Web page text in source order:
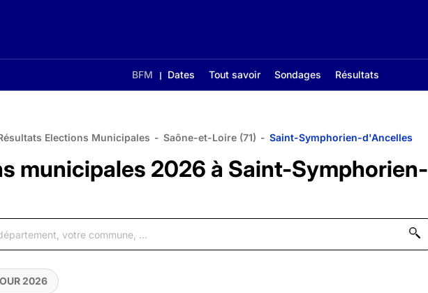
BFM Dates Tout savoir Sondages Résultats
Elections Municipales - Saône-et-Loire (71) - Saint-Symphorien-d'Ancelles
municipales 2026 à Saint-Symphorien-
2026